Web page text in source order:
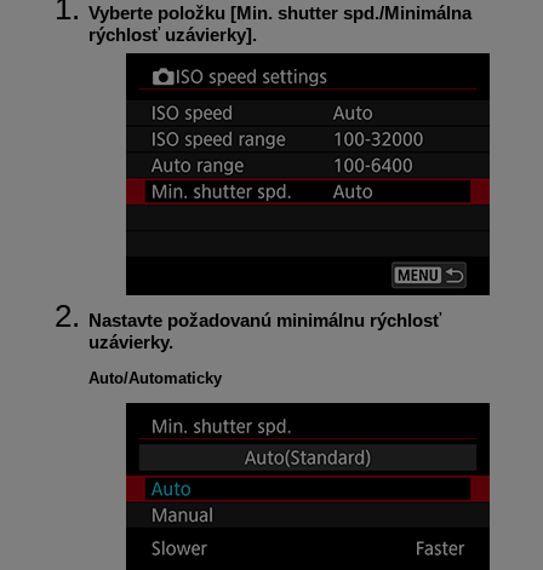
Vyberte položku [Min. shutter spd./Minimálna
rýchlosť uzávierky].
Nastavte požadovanú minimálnu rýchlosť
uzávierky.
Auto/Automaticky